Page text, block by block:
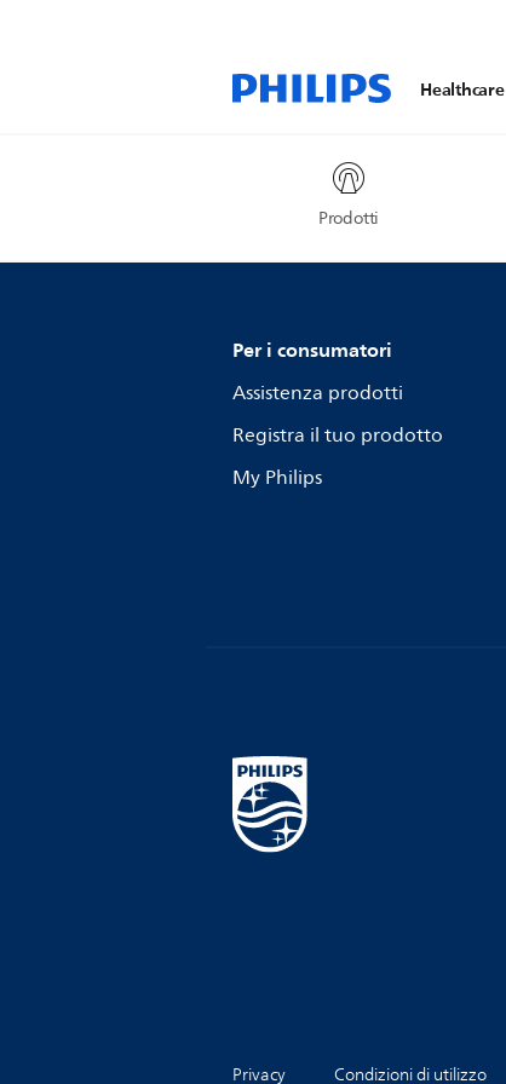
Healthcare
Prodotti
Per i consumatori
Assistenza prodotti
Registra il tuo prodotto
My Philips
Privacy Condizioni di utilizzo